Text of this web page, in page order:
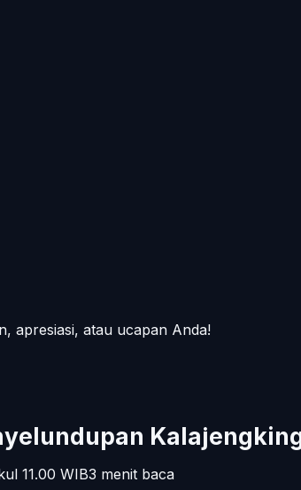
apresiasi, atau ucapan Anda!
11.00 WIB3 menit baca